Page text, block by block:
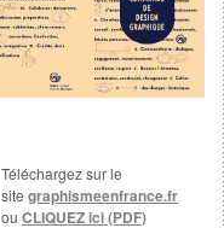
Téléchargez sur le
site graphismeenfrance.fr
ou CLIQUEZ ici (PDF)